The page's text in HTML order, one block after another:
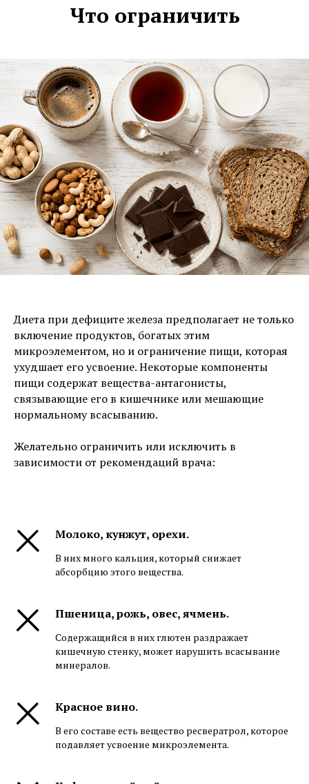
Что ограничить
Диета при дефиците железа предполагает не только
включение продуктов, богатых этим
микроэлементом, но и ограничение пищи, которая
ухудшает его усвоение. Некоторые компоненты
пищи содержат вещества-антагонисты,
связывающие его в кишечнике или мешающие
нормальному всасыванию.
Желательно ограничить или исключить в
зависимости от рекомендаций врача:
Молоко, кунжут, орехи.
В них много кальция, который снижает
абсорбцию этого вещества.
Пшеница, рожь, овес, ячмень.
Содержащийся в них глютен раздражает
кишечную стенку, может нарушить всасывание
минералов.
Красное вино.
В его составе есть вещество ресвератрол, которое
подавляет усвоение микроэлемента.